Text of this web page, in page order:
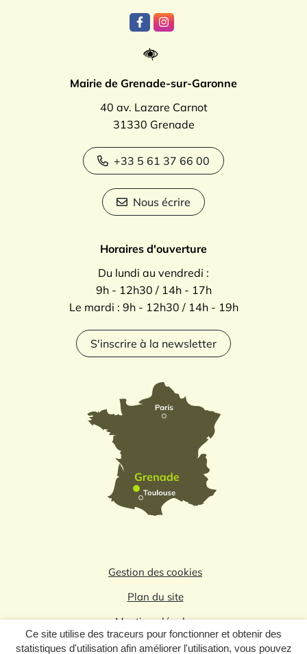
Ce site utilise des traceurs pour fonctionner et obtenir des
statistiques d'utilisation afin améliorer l'utilisation, vous pouvez
Lien vers le compte Facebook
Lien vers le compte
Mairie de Grenade-sur-Garonne
40 av. Lazare Carnot
31330 Grenade
+33 5 61 37 66 00
Nous écrire
Horaires d'ouverture
Du lundi au vendredi :
9h - 12h30 / 14h - 17h
Le mardi : 9h - 12h30 / 14h - 19h
S'inscrire à la newsletter
Gestion des cookies
Plan du site
Mentions légales
Politique de confidentialité